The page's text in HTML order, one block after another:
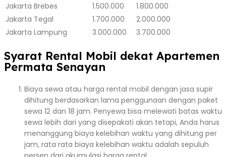
Jakarta Brebes 1.500.000
1.800.000
Jakarta Tegal 1.700.000
2.000.000
Jakarta Lampung 3.000.000 3.700.000
Syarat Rental Mobil dekat Apartemen
Permata Senayan
Biaya sewa atau harga rental mobil dengan jasa supir
dihitung berdasarkan lama penggunaan dengan paket
sewa 12 dan 18 jam. Penyewa bisa melewati batas waktu
sewa lebih dari yang disepakati akan tetapi, Anda harus
menanggung biaya kelebihan waktu yang dihitung per
jam, rata rata biaya kelebihan waktu adalah sepuluh